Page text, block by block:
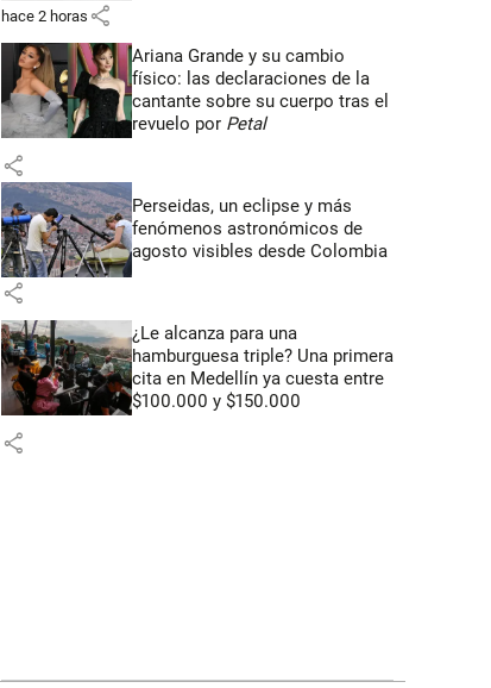
hace 2 horas share
Ariana Grande y su cambio
físico: las declaraciones de la
cantante sobre su cuerpo tras el
revuelo por Petal
share
Perseidas, un eclipse y más
fenómenos astronómicos de
agosto visibles desde Colombia
share
¿Le alcanza para una
hamburguesa triple? Una primera
cita en Medellín ya cuesta entre
$100.000 y $150.000
share